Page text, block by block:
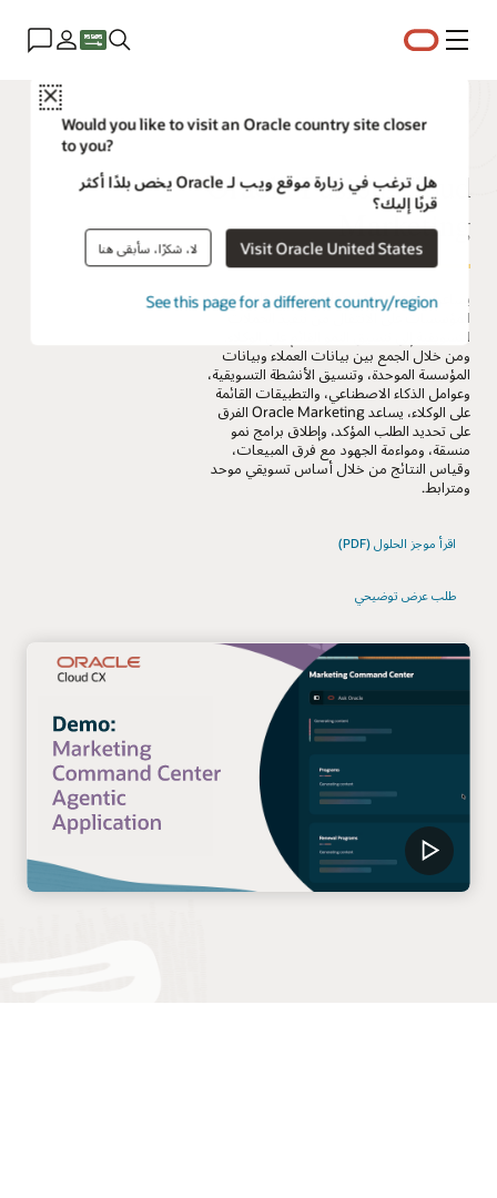
القائمة
Close
Would you like to visit an Oracle country site closer
to you?
هل ترغب في زيارة موقع ويب لـ Oracle يخص بلدًا أكثر
قربًا إليك؟
Visit Oracle United States لا، شكرًا، سأبقى هنا
See this page for a different country/region
Oracle Fusion Cloud
Marketing
يساعد Oracle Fusion Cloud Marketing
المؤسسات على الانتقال من تنفيذ الحملات
التسويقية إلى تنسيق النمو القائم على الوكلاء.
ومن خلال الجمع بين بيانات العملاء وبيانات
المؤسسة الموحدة، وتنسيق الأنشطة التسويقية،
وعوامل الذكاء الاصطناعي، والتطبيقات القائمة
على الوكلاء، يساعد Oracle Marketing الفرق
على تحديد الطلب المؤكد، وإطلاق برامج نمو
منسقة، ومواءمة الجهود مع فرق المبيعات،
وقياس النتائج من خلال أساس تسويقي موحد
ومترابط.
اقرأ موجز الحلول (PDF)
طلب عرض توضيحي